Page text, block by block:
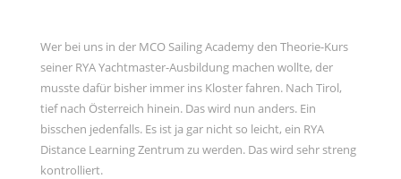
Törnbericht Training
ARCHIVE
November 2023
September 2023
Wer bei uns in der MCO Sailing Academy den Theorie-Kurs
seiner RYA Yachtmaster-Ausbildung machen wollte, der
musste dafür bisher immer ins Kloster fahren. Nach Tirol,
tief nach Österreich hinein. Das wird nun anders. Ein
bisschen jedenfalls. Es ist ja gar nicht so leicht, ein RYA
Distance Learning Zentrum zu werden. Das wird sehr streng
kontrolliert.